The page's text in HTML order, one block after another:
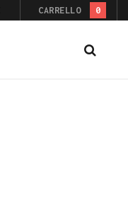
CARRELLO 0